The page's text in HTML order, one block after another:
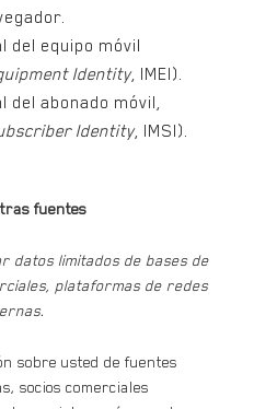
del equipo móvil
Identity, IMEI).
del abonado móvil,
Identity, IMSI).
fuentes
datos limitados de bases de
plataformas de redes
sobre usted de fuentes
socios comerciales